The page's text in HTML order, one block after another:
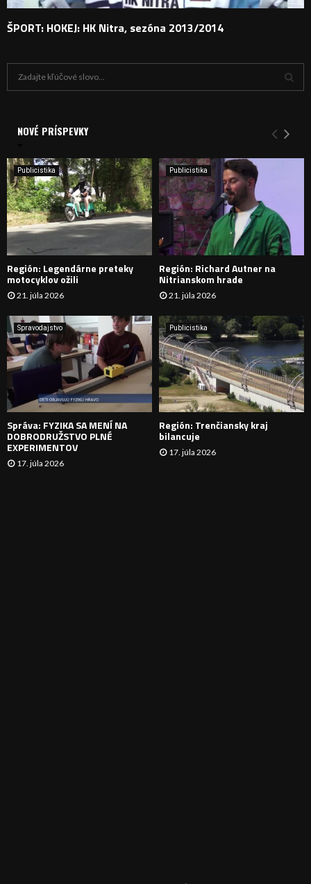
ŠPORT: HOKEJ: HK Nitra, sezóna 2013/2014
i
e
:
Y
H
D
A
N
I
E
NOVÉ PRÍSPEVKY
Publicistika
Región: Legendárne preteky
motocyklov ožili
21. júla 2026
Publicistika
Región: Richard Autner na
Nitrianskom hrade
21. júla 2026
Spravodajstvo
Správa: FYZIKA SA MENÍ NA
DOBRODRUŽSTVO PLNÉ
EXPERIMENTOV
17. júla 2026
Publicistika
Región: Trenčiansky kraj
bilancuje
17. júla 2026